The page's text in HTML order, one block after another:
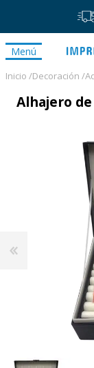
Menú
Inicio /Decoración /
Alhajero